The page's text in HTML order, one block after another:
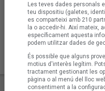
"Lo bueno y lo malo"
Carmen y María
Les teves dades personals
teu dispositiu (galetes,
es comparteixi amb 210
la o accedir-hi. Així mateix,
específicament aquesta
podem utilitzar dades de
És possible que alguns
motius d'interès legítim.
tractament gestionant les
pàgina o al menú del lloc
consentiment a la